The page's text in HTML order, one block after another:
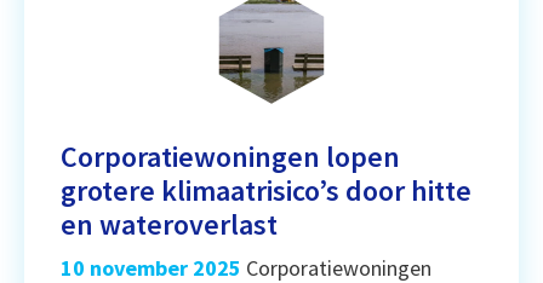
Corporatiewoningen lopen
grotere klimaatrisico’s door hitte
en wateroverlast
10 november 2025 Corporatiewoningen